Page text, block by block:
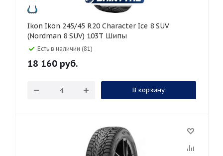
Ikon Ikon 245/45 R20 Character Ice 8 SUV
(Nordman 8 SUV) 103T Шипы
Есть в наличии (81)
18 160 руб.
В корзину